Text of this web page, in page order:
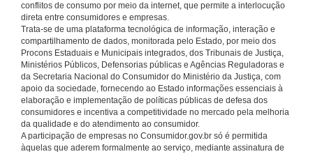
conflitos de consumo por meio da internet, que permite a interlocução
direta entre consumidores e empresas.
Trata-se de uma plataforma tecnológica de informação, interação e
compartilhamento de dados, monitorada pelo Estado, por meio dos
Procons Estaduais e Municipais integrados, dos Tribunais de Justiça,
Ministérios Públicos, Defensorias públicas e Agências Reguladoras e
da Secretaria Nacional do Consumidor do Ministério da Justiça, com
apoio da sociedade, fornecendo ao Estado informações essenciais à
elaboração e implementação de políticas públicas de defesa dos
consumidores e incentiva a competitividade no mercado pela melhoria
da qualidade e do atendimento ao consumidor.
A participação de empresas no Consumidor.gov.br só é permitida
àquelas que aderem formalmente ao serviço, mediante assinatura de